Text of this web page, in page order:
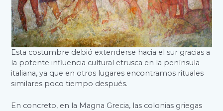
Esta costumbre debió extenderse hacia el sur gracias a
la potente influencia cultural etrusca en la península
italiana, ya que en otros lugares encontramos rituales
similares poco tiempo después.
En concreto, en la Magna Grecia, las colonias griegas